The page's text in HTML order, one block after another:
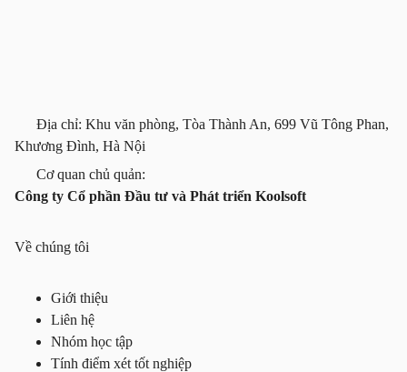
Địa chỉ: Khu văn phòng, Tòa Thành An, 699 Vũ Tông Phan,
Khương Đình, Hà Nội
Cơ quan chủ quản:
Công ty Cổ phần Đầu tư và Phát triển Koolsoft
Về chúng tôi
Giới thiệu
Liên hệ
Nhóm học tập
Tính điểm xét tốt nghiệp